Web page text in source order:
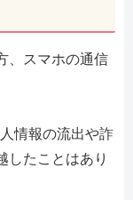
、スマホの通信
情報の流出や詐
したことはあり